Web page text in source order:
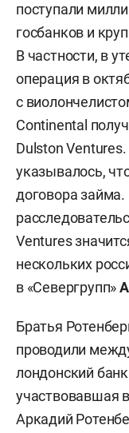
поступали
госбанков и
В частности, в
операция в
с
Continental
Dulston
указывалось,
договора
Ventures
нескольких
в «Севергрупп»
Братья
проводили
лондонский
участвовавшая
Аркадий